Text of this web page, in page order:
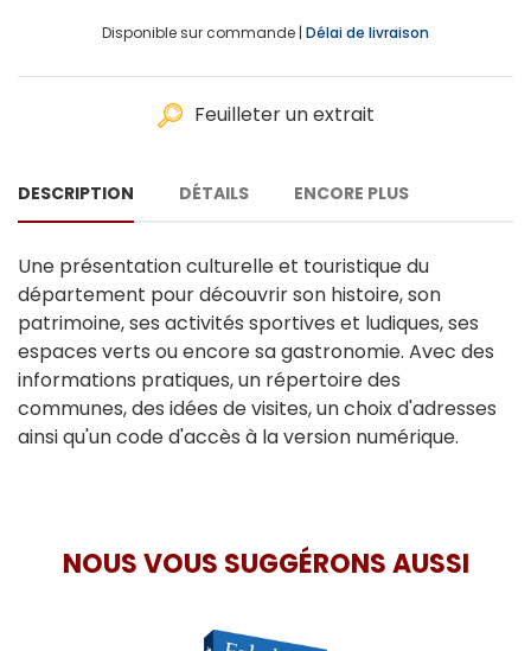
Disponible sur commande | Délai de livraison
Feuilleter un extrait
DESCRIPTION DÉTAILS ENCORE PLUS
Une présentation culturelle et touristique du
département pour découvrir son histoire, son
patrimoine, ses activités sportives et ludiques, ses
espaces verts ou encore sa gastronomie. Avec des
informations pratiques, un répertoire des
communes, des idées de visites, un choix d'adresses
ainsi qu'un code d'accès à la version numérique.
NOUS VOUS SUGGÉRONS AUSSI